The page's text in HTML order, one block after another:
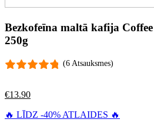
Bezkofeīna maltā kafija
250g
(6 Atsauksmes)
€13.90
🔥 LĪDZ -40% ATLAIDES 🔥